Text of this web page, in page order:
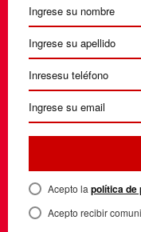
Acepto la política de
Acepto recibir